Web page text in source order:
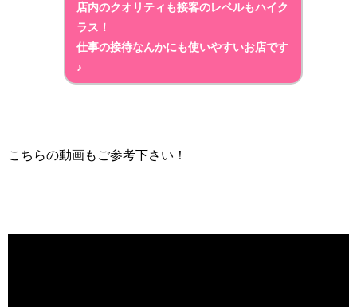
店内のクオリティも接客のレベルもハイク
ラス！
仕事の接待なんかにも使いやすいお店です
♪
こちらの動画もご参考下さい！